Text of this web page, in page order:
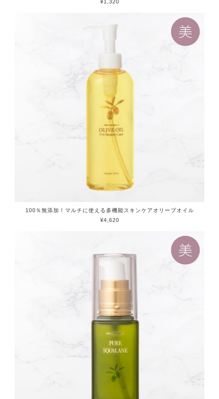
¥1,320
100％無添加！マルチに使える多機能スキンケアオリーブオイル
¥4,620